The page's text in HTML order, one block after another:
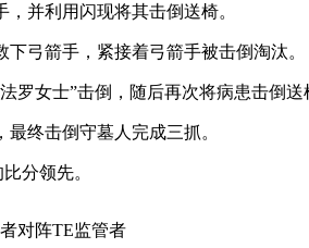
并利用闪现将其击倒送椅。
弓箭手，紧接着弓箭手被击倒淘汰。
罗女士”击倒，随后再次将病患击倒
终击倒守墓人完成三抓。
分领先。
对阵TE监管者